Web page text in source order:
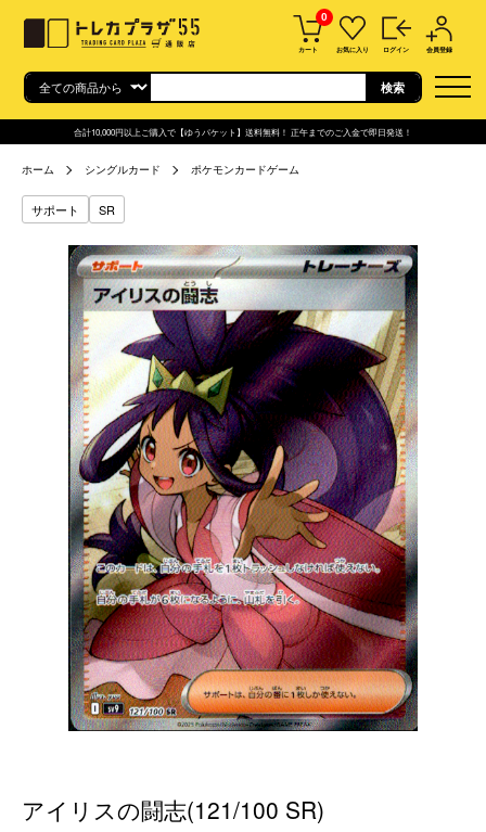
0
カート お気に入り ログイン 会員登録
合計10,000円以上ご購入で【ゆうパケット】送料無料！ 正午までのご入金で即日発送！
ホーム シングルカード ポケモンカードゲーム
サポート SR
アイリスの闘志(121/100 SR)